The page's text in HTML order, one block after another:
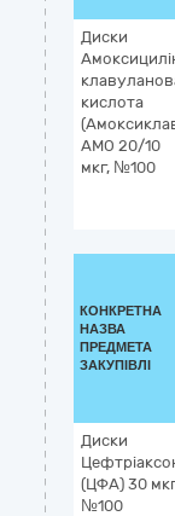
Диски
кислота
АМО 20/10
мкг, №100
КОНКРЕТНА
НАЗВА
ПРЕДМЕТА
ЗАКУПІВЛІ
Диски
(ЦФА) 30
№100